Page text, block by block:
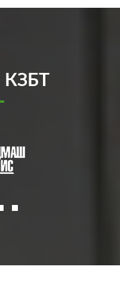
КЗБТ